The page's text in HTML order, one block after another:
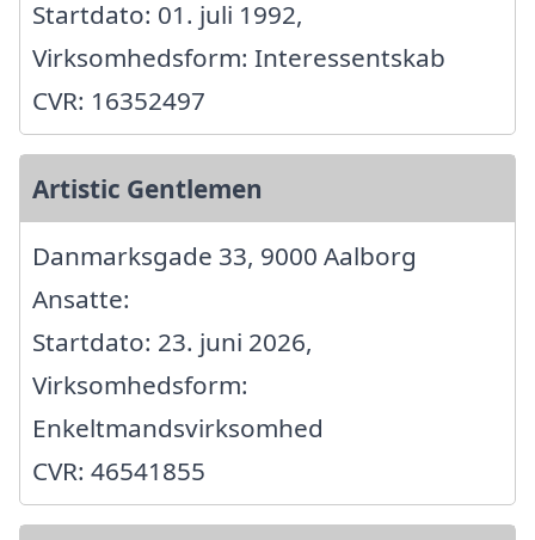
Startdato: 01. juli 1992,
Virksomhedsform: Interessentskab
CVR: 16352497
Artistic Gentlemen
Danmarksgade 33, 9000 Aalborg
Ansatte:
Startdato: 23. juni 2026,
Virksomhedsform:
Enkeltmandsvirksomhed
CVR: 46541855